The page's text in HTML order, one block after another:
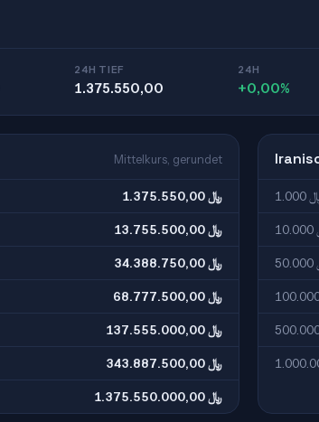
24H TIEF
1.375.550,00
24H
+0,00%
Mittelkurs, gerundet
1.375.550,00 ﷼
13.755.500,00 ﷼
34.388.750,00 ﷼
68.777.500,00 ﷼
137.555.000,00 ﷼
343.887.500,00 ﷼
1.375.550.000,00 ﷼
﷼